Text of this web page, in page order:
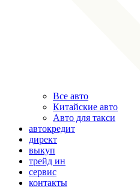
Все авто
Китайские авто
Авто для такси
автокредит
директ
выкуп
трейд ин
сервис
контакты